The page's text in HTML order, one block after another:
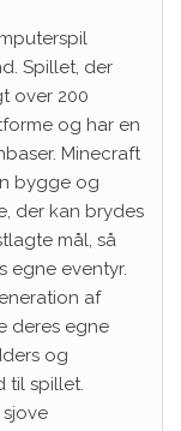
Spillet, der
over 200
og har en
Minecraft
bygge og
der kan brydes
mål, så
egne eventyr.
af
deres egne
og
til spillet.